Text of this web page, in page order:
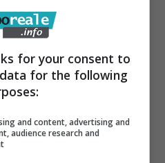
for your consent to
for the following
and content, advertising and
audience research and